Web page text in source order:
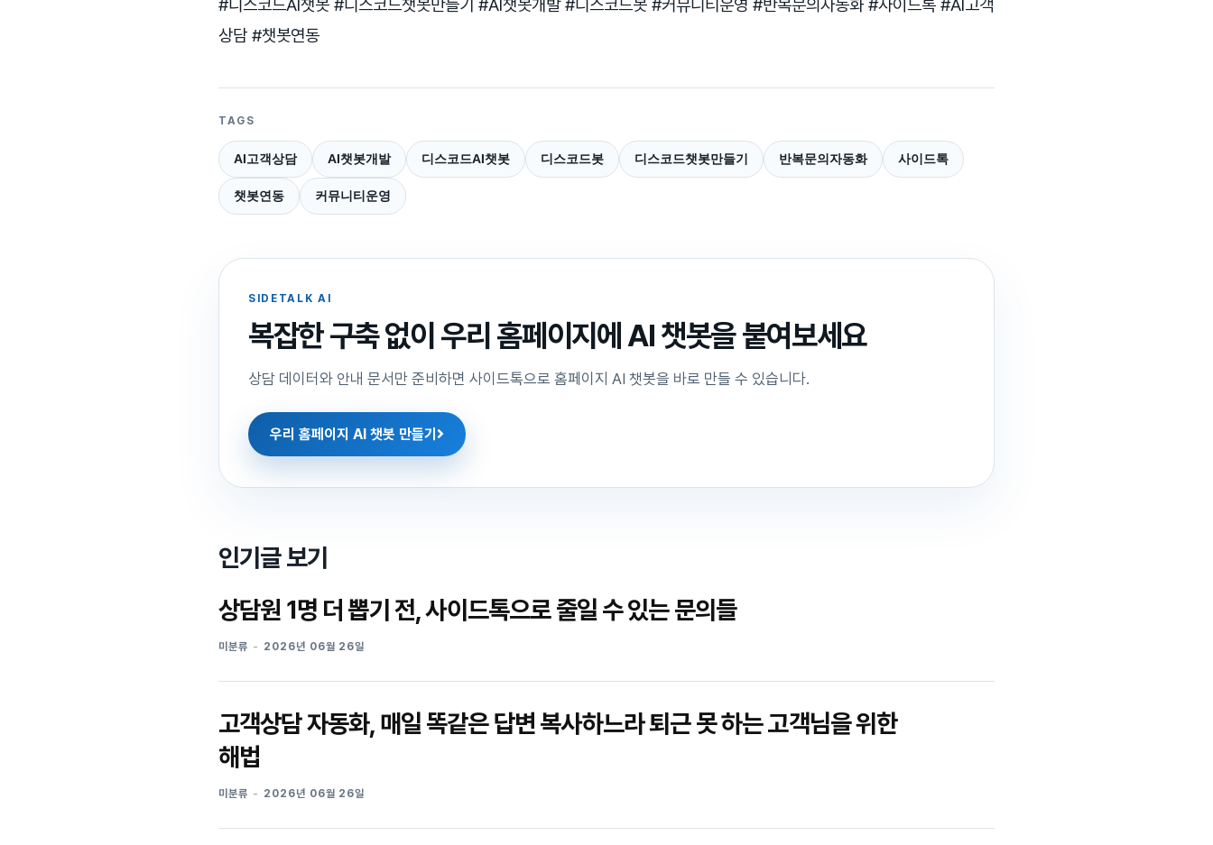
#디스코드AI챗봇 #디스코드챗봇만들기 #AI챗봇개발 #디스코드봇 #커뮤니티운영 #반복문의자동화 #사이드톡 #AI고객
상담 #챗봇연동
TAGS
AI고객상담 AI챗봇개발 디스코드AI챗봇 디스코드봇 디스코드챗봇만들기 반복문의자동화 사이드톡
챗봇연동 커뮤니티운영
SIDETALK AI
복잡한 구축 없이 우리 홈페이지에 AI 챗봇을 붙여보세요
상담 데이터와 안내 문서만 준비하면 사이드톡으로 홈페이지 AI 챗봇을 바로 만들 수 있습니다.
우리 홈페이지 AI 챗봇 만들기
인기글 보기
상담원 1명 더 뽑기 전, 사이드톡으로 줄일 수 있는 문의들
미분류 2026년 06월 26일
고객상담 자동화, 매일 똑같은 답변 복사하느라 퇴근 못 하는 고객님을 위한
해법
미분류 2026년 06월 26일